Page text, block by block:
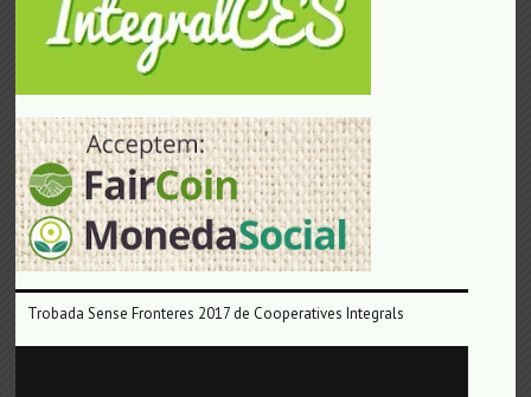
Trobada Sense Fronteres 2017 de Cooperatives Integrals